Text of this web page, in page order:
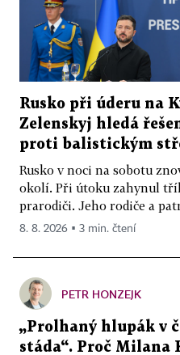
Rusko při úderu na
Zelenskyj hledá
proti balistickým
Rusko v noci na sobotu
okolí. Při útoku zahynul
prarodiči. Jeho rodiče a
8. 8. 2026 ▪ 3 min. čtení
PETR HONZEJK
„Prolhaný hlupák v
stáda“. Proč Milana